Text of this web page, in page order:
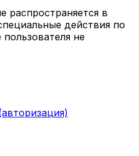
распространяется в
действия по
не